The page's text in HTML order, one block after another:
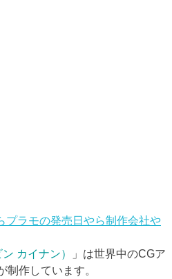
プラモの発売日やら制作会社や
カイナン）
」は世界中のCGア
作しています。